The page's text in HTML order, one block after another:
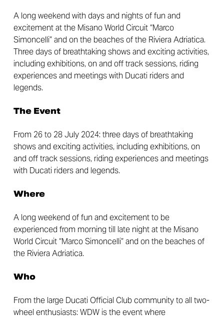
A long weekend with days and nights of fun and
excitement at the Misano World Circuit “Marco
Simoncelli” and on the beaches of the Riviera Adriatica.
Three days of breathtaking shows and exciting activities,
including exhibitions, on and off track sessions, riding
experiences and meetings with Ducati riders and
legends.
The Event
From 26 to 28 July 2024: three days of breathtaking
shows and exciting activities, including exhibitions, on
and off track sessions, riding experiences and meetings
with Ducati riders and legends.
Where
A long weekend of fun and excitement to be
experienced from morning till late night at the Misano
World Circuit “Marco Simoncelli” and on the beaches of
the Riviera Adriatica.
Who
From the large Ducati Official Club community to all two-
wheel enthusiasts: WDW is the event where